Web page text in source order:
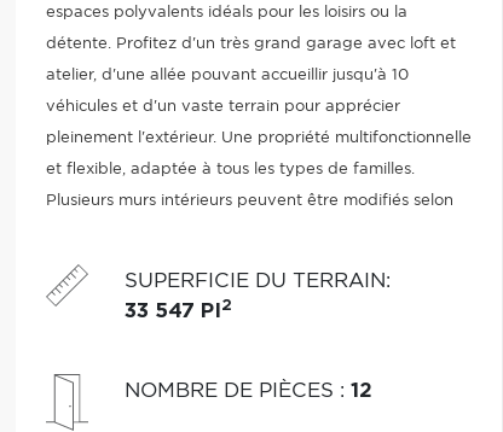
espaces polyvalents idéals pour les loisirs ou la
détente. Profitez d'un très grand garage avec loft et
atelier, d'une allée pouvant accueillir jusqu'à 10
véhicules et d'un vaste terrain pour apprécier
pleinement l'extérieur. Une propriété multifonctionnelle
et flexible, adaptée à tous les types de familles.
Plusieurs murs intérieurs peuvent être modifiés selon
à ne pas manquer!
SUPERFICIE DU TERRAIN:
33 547 PI 2
NOMBRE DE PIÈCES : 12